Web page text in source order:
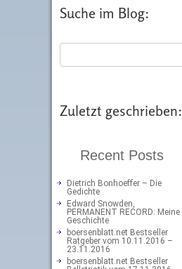
Suche im Blog:
Zuletzt geschrieben:
Recent Posts
Dietrich Bonhoeffer – Die
Gedichte
Edward Snowden,
PERMANENT RECORD: Meine
Geschichte
boersenblatt.net Bestseller
Ratgeber vom 10.11.2016 –
23.11.2016
boersenblatt.net Bestseller